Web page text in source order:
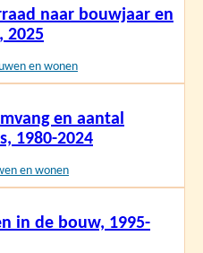
naar bouwjaar en
2025
en wonen
en aantal
1980-2024
en wonen
in de bouw, 1995-